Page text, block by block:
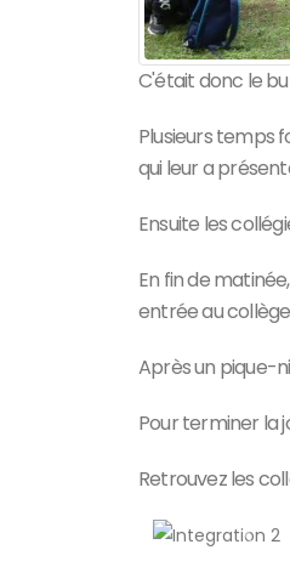
C'était donc le
Plusieurs temps
qui leur a
Ensuite les
En fin de
entrée au
Après un pique-
Pour terminer la
Retrouvez les